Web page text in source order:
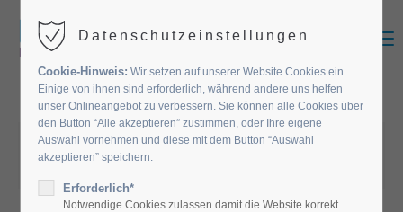
MENU
08.05.2024 05:53
von Diakonie Altenpflege
Datenschutzeinstellungen
Cookie-Hinweis: Wir setzen auf unserer Website Cookies ein.
Einige von ihnen sind erforderlich, während andere uns helfen
unser Onlineangebot zu verbessern. Sie können alle Cookies über
den Button “Alle akzeptieren” zustimmen, oder Ihre eigene
Auswahl vornehmen und diese mit dem Button “Auswahl
akzeptieren” speichern.
Erforderlich*
Notwendige Cookies zulassen damit die Website korrekt